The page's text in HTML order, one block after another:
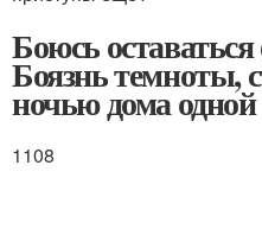
Боюсь
Боязнь темноты,
ночью дома одной
1108